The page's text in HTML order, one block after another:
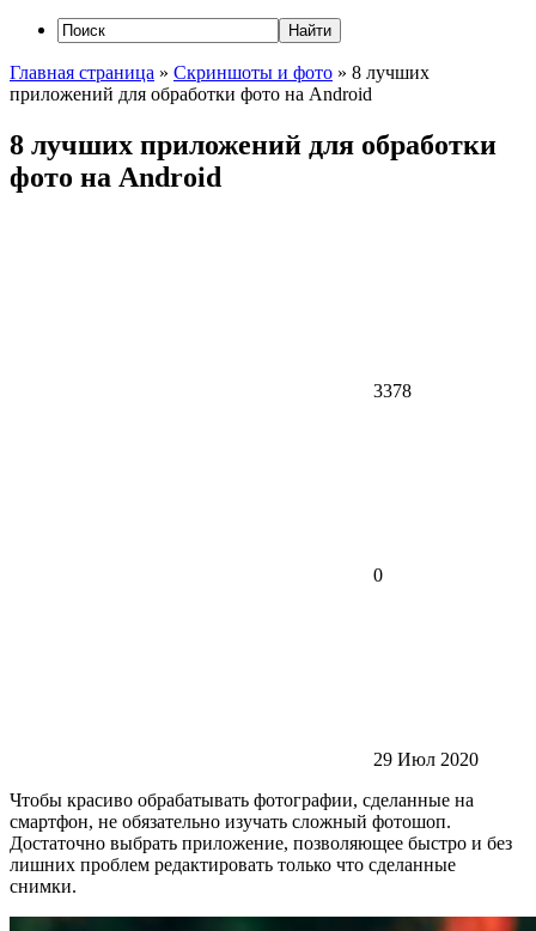
Главная страница » Скриншоты и фото » 8 лучших
приложений для обработки фото на Android
8 лучших приложений для обработки
фото на Android
3378
0
29 Июл 2020
Чтобы красиво обрабатывать фотографии, сделанные на
смартфон, не обязательно изучать сложный фотошоп.
Достаточно выбрать приложение, позволяющее быстро и без
лишних проблем редактировать только что сделанные
снимки.